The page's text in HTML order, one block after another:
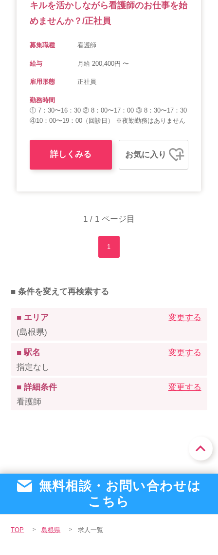
キルを活かしながら看護師のお仕事を始
めませんか？/正社員
募集職種 看護師
給与 月給 200,400円 〜
雇用形態 正社員
勤務時間
① 7：30〜16：30 ② 8：00〜17：00 ③ 8：30〜17：30
④10：00〜19：00（回診日） ※夜勤勤務はありません
詳しくみる お気に入り
1 / 1 ページ目
1
■ 条件を変えて再検索する
■ エリア
(島根県)
変更する
■ 駅名
指定なし
変更する
■ 詳細条件
看護師
変更する
無料相談・お問い合わせは
こちら
TOP 島根県 求人一覧